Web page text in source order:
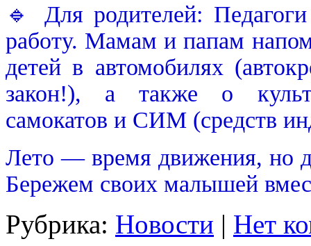
🔹 Для родителей:
работу. Мамам и папам
детей в автомобилях
закон!), а также о
самокатов и СИМ (средств
Лето — время движения, но
Бережем своих малышей
Рубрика: Новости | Нет